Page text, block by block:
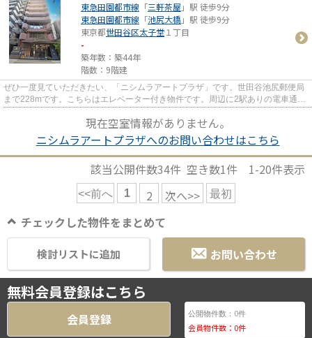
東急田園都市線 「三軒茶屋 」駅 徒歩9分
東急田園都市線 「池尻大橋」駅 徒歩9分
東京都世田谷区太子堂１丁目
-
築年数：築44年
階数：9階建
ぜひ一度見ていただきたい、「ニシムラアートプラザ」です。世田谷池尻郵便局
まで228mです。こちらはエレベーター付き物件です。周辺に2駅ありの電車通勤
現在空室情報がありません。
ニシムラアートプラザへのお問い合わせはこちら
該当公開件数34件 空き数1件 1-20件表示
<<前へ 1 2 次へ>> 最初
チェックした物件をまとめて
お問い合わせ
検討リストに追加
無料会員登録はこちら
会員登録 公開物件数： 0件
会員物件数： 0件